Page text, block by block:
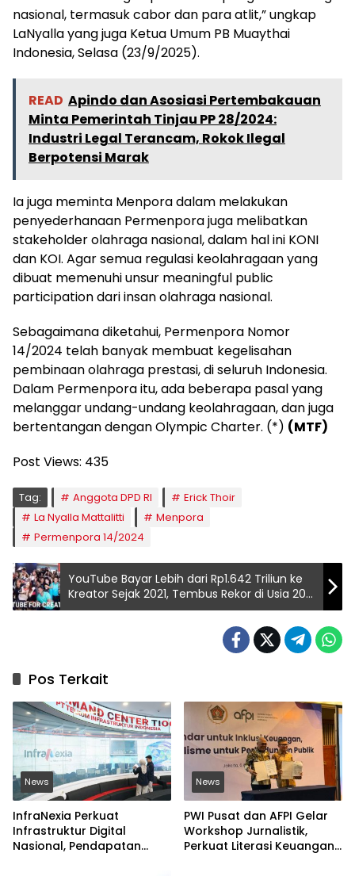
nasional, termasuk cabor dan para atlit,” ungkap
LaNyalla yang juga Ketua Umum PB Muaythai
Indonesia, Selasa (23/9/2025).
READ Apindo dan Asosiasi Pertembakauan
Minta Pemerintah Tinjau PP 28/2024:
Industri Legal Terancam, Rokok Ilegal
Berpotensi Marak
Ia juga meminta Menpora dalam melakukan
penyederhanaan Permenpora juga melibatkan
stakeholder olahraga nasional, dalam hal ini KONI
dan KOI. Agar semua regulasi keolahragaan yang
dibuat memenuhi unsur meaningful public
participation dari insan olahraga nasional.
Sebagaimana diketahui, Permenpora Nomor
14/2024 telah banyak membuat kegelisahan
pembinaan olahraga prestasi, di seluruh Indonesia.
Dalam Permenpora itu, ada beberapa pasal yang
melanggar undang-undang keolahragaan, dan juga
bertentangan dengan Olympic Charter. (*) (MTF)
Post Views: 435
Tag: Anggota DPD RI
Erick Thoir
La Nyalla Mattalitti
Menpora
Permenpora 14/2024
YouTube Bayar Lebih dari Rp1.642 Triliun ke
Kreator Sejak 2021, Tembus Rekor di Usia 20
Tahun
Pos Terkait
News
InfraNexia Perkuat
Infrastruktur Digital
Nasional, Pendapatan
News
PWI Pusat dan AFPI Gelar
Workshop Jurnalistik,
Perkuat Literasi Keuangan